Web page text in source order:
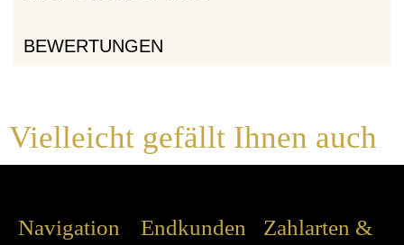
BEWERTUNGEN
Vielleicht gefällt Ihnen auch
Navigation Endkunden
Zahlarten &